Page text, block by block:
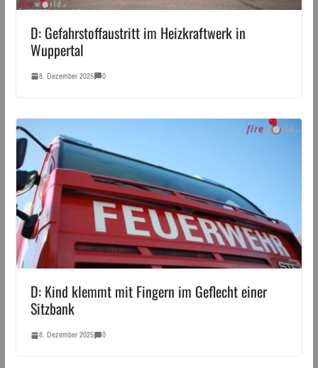
D: Gefahrstoffaustritt im Heizkraftwerk in
Wuppertal
8. Dezember 2025 0
D: Kind klemmt mit Fingern im Geflecht einer
Sitzbank
8. Dezember 2025 0